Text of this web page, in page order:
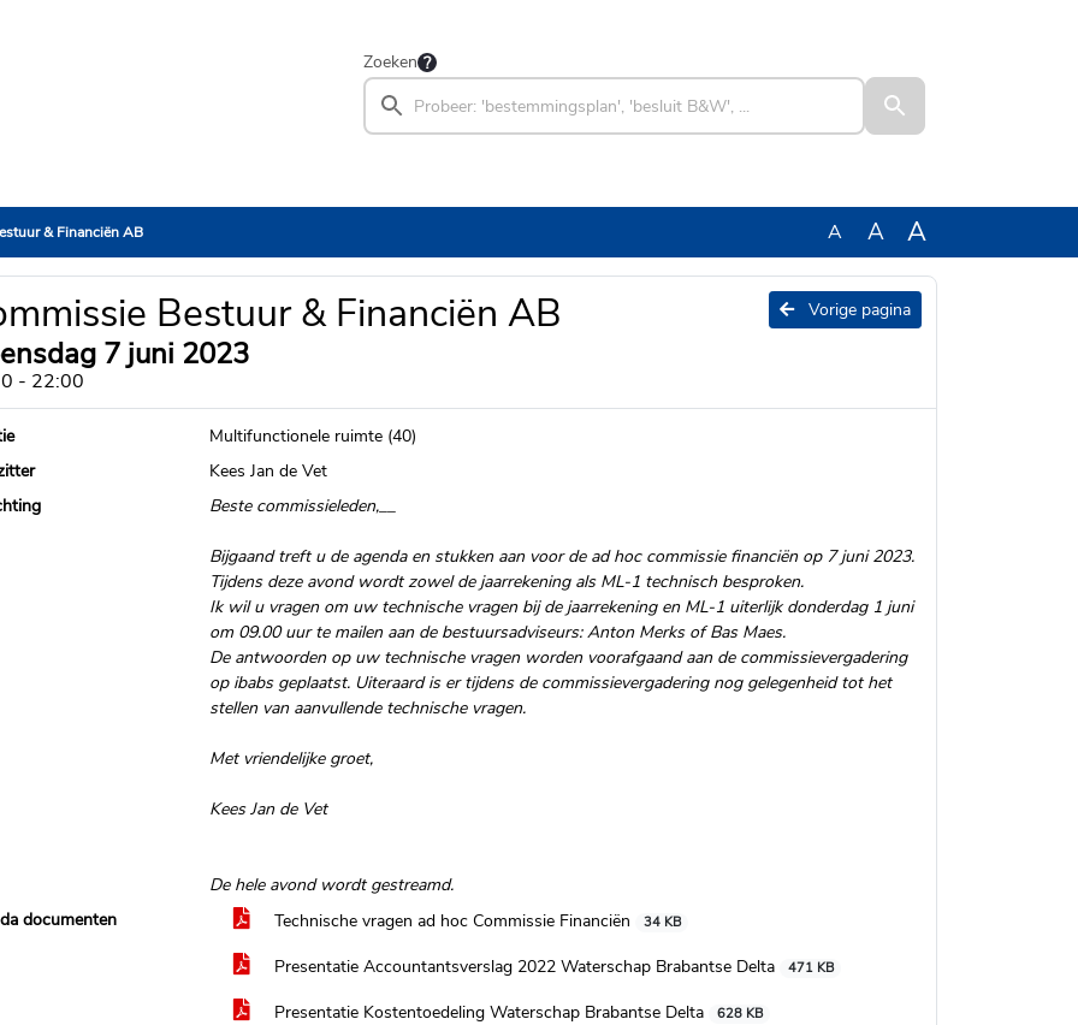
Zoeken
& Financiën AB A A A
Vorige pagina
Bestuur & Financiën AB
7 juni 2023
- 22:00
Multifunctionele ruimte (40)
Kees Jan de Vet
Beste commissieleden,__
Bijgaand treft u de agenda en stukken aan voor de ad hoc commissie financiën op 7 juni 2023.
Tijdens deze avond wordt zowel de jaarrekening als ML-1 technisch besproken.
Ik wil u vragen om uw technische vragen bij de jaarrekening en ML-1 uiterlijk donderdag 1 juni
om 09.00 uur te mailen aan de bestuursadviseurs: Anton Merks of Bas Maes.
De antwoorden op uw technische vragen worden voorafgaand aan de commissievergadering
op ibabs geplaatst. Uiteraard is er tijdens de commissievergadering nog gelegenheid tot het
stellen van aanvullende technische vragen.
Met vriendelijke groet,
Kees Jan de Vet
De hele avond wordt gestreamd.
documenten
Technische vragen ad hoc Commissie Financiën 34 KB
Presentatie Accountantsverslag 2022 Waterschap Brabantse Delta 471 KB
Presentatie Kostentoedeling Waterschap Brabantse Delta 628 KB